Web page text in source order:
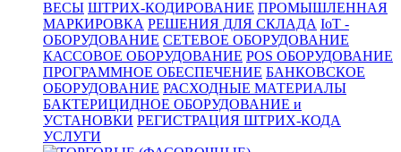
ВЕСЫ ШТРИХ-КОДИРОВАНИЕ ПРОМЫШЛЕННАЯ
МАРКИРОВКА РЕШЕНИЯ ДЛЯ СКЛАДА IoT -
ОБОРУДОВАНИЕ СЕТЕВОЕ ОБОРУДОВАНИЕ
КАССОВОЕ ОБОРУДОВАНИЕ POS ОБОРУДОВАНИЕ
ПРОГРАММНОЕ ОБЕСПЕЧЕНИЕ БАНКОВСКОЕ
ОБОРУДОВАНИЕ РАСХОДНЫЕ МАТЕРИАЛЫ
БАКТЕРИЦИДНОЕ ОБОРУДОВАНИЕ и
УСТАНОВКИ РЕГИСТРАЦИЯ ШТРИХ-КОДА
УСЛУГИ